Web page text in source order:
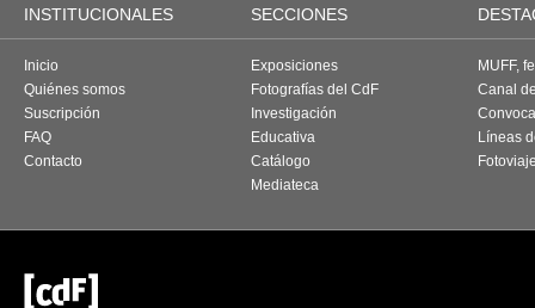
INSTITUCIONALES SECCIONES
Inicio
Quiénes somos
Suscripción
FAQ
Contacto
Exposiciones
Fotografías del CdF
Investigación
Educativa
Catálogo
Mediateca
MUFF,
Canal
Líneas